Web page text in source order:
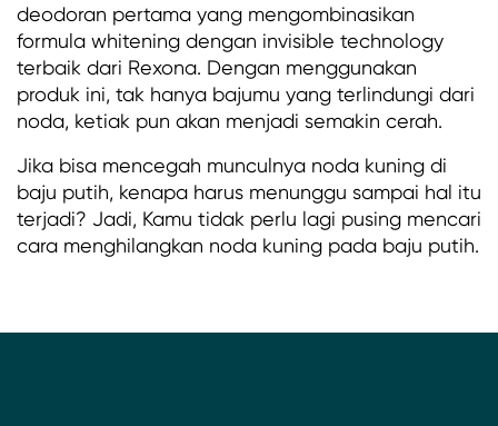
deodoran pertama yang mengombinasikan
formula whitening dengan invisible technology
terbaik dari Rexona. Dengan menggunakan
produk ini, tak hanya bajumu yang terlindungi dari
noda, ketiak pun akan menjadi semakin cerah.
Jika bisa mencegah munculnya noda kuning di
baju putih, kenapa harus menunggu sampai hal itu
terjadi? Jadi, Kamu tidak perlu lagi pusing mencari
cara menghilangkan noda kuning pada baju putih.